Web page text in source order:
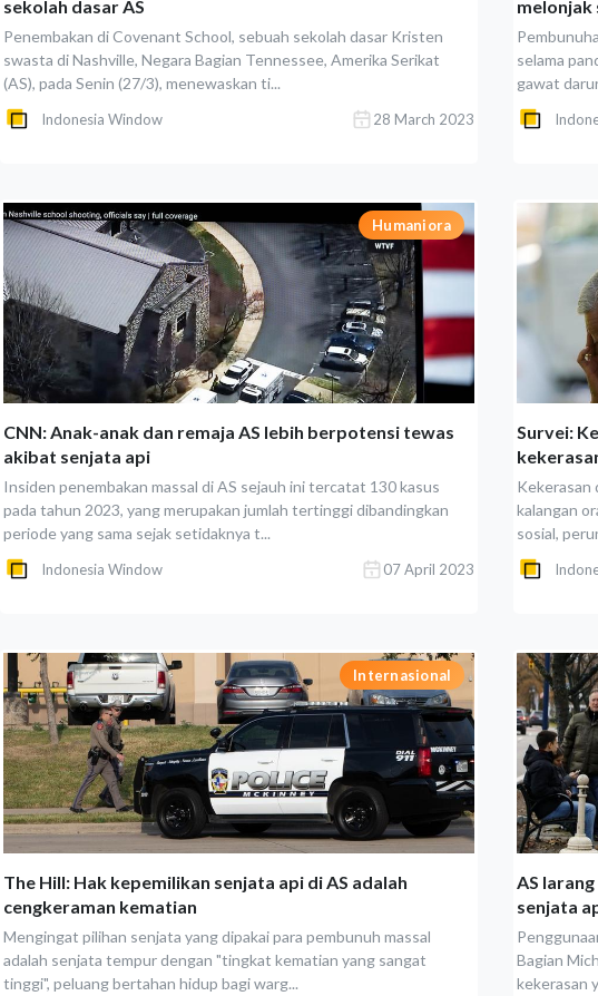
sekolah dasar AS
Penembakan di Covenant School, sebuah sekolah dasar Kristen
swasta di Nashville, Negara Bagian Tennessee, Amerika Serikat
(AS), pada Senin (27/3), menewaskan ti...
Indonesia Window 28 March 2023
melonjak
selama
gawat
Humaniora
CNN: Anak-anak dan remaja AS lebih berpotensi tewas
akibat senjata api
Insiden penembakan massal di AS sejauh ini tercatat 130 kasus
pada tahun 2023, yang merupakan jumlah tertinggi dibandingkan
periode yang sama sejak setidaknya t...
Indonesia Window 07 April 2023
Survei:
Kekerasan
kalangan
sosial,
Internasional
The Hill: Hak kepemilikan senjata api di AS adalah
cengkeraman kematian
Mengingat pilihan senjata yang dipakai para pembunuh massal
adalah senjata tempur dengan "tingkat kematian yang sangat
tinggi", peluang bertahan hidup bagi warg...
AS
senjata
Bagian
kekerasan